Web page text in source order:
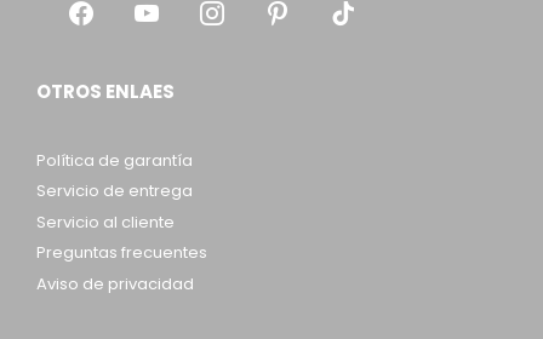
OTROS ENLAES
Política de garantía
Servicio de entrega
Servicio al cliente
Preguntas frecuentes
Aviso de privacidad